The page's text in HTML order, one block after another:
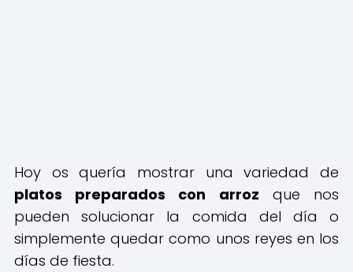
Hoy os quería mostrar una variedad de
platos preparados con arroz que nos
pueden solucionar la comida del día o
simplemente quedar como unos reyes en los
días de fiesta.